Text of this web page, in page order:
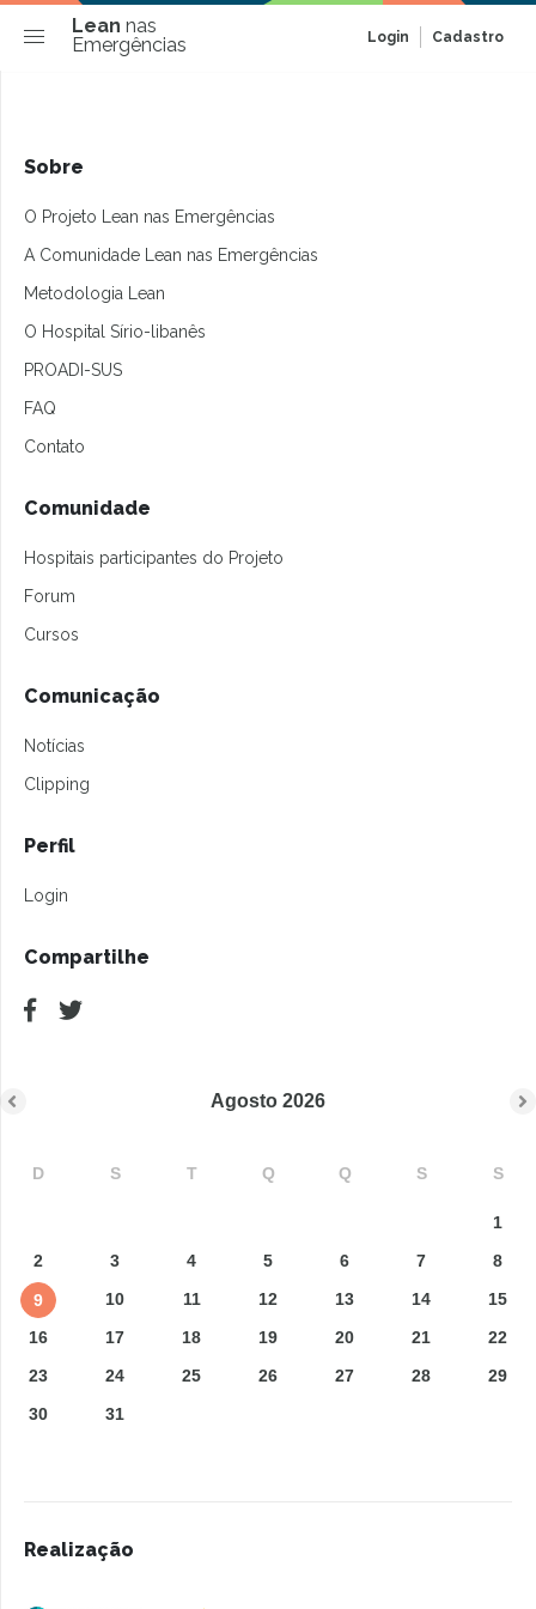
Lean nas
Emergências
Login Cadastro
Sobre
O Projeto Lean nas Emergências
A Comunidade Lean nas Emergências
Metodologia Lean
O Hospital Sírio-libanês
PROADI-SUS
FAQ
Contato
Comunidade
Hospitais participantes do Projeto
Forum
Cursos
Comunicação
Notícias
Clipping
Perfil
Login
Compartilhe
Agosto 2026
D S T Q Q S S
1
2
3 4 5 6 7 8
9 10 11 12 13 14
15
16
17 18 19 20 21
22
23
24 25 26 27 28
29
30
31
Realização